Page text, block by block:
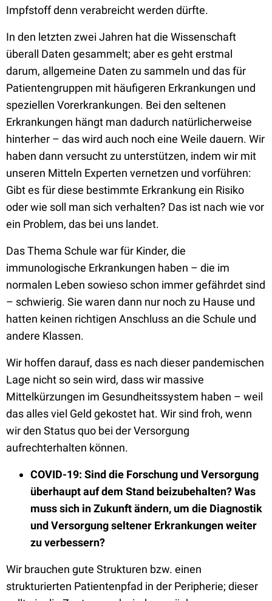
Impfstoff denn verabreicht werden dürfte.
In den letzten zwei Jahren hat die Wissenschaft
überall Daten gesammelt; aber es geht erstmal
darum, allgemeine Daten zu sammeln und das für
Patientengruppen mit häufigeren Erkrankungen und
speziellen Vorerkrankungen. Bei den seltenen
Erkrankungen hängt man dadurch natürlicherweise
hinterher – das wird auch noch eine Weile dauern. Wir
haben dann versucht zu unterstützen, indem wir mit
unseren Mitteln Experten vernetzen und vorführen:
Gibt es für diese bestimmte Erkrankung ein Risiko
oder wie soll man sich verhalten? Das ist nach wie vor
ein Problem, das bei uns landet.
Das Thema Schule war für Kinder, die
immunologische Erkrankungen haben – die im
normalen Leben sowieso schon immer gefährdet sind
– schwierig. Sie waren dann nur noch zu Hause und
hatten keinen richtigen Anschluss an die Schule und
andere Klassen.
Wir hoffen darauf, dass es nach dieser pandemischen
Lage nicht so sein wird, dass wir massive
Mittelkürzungen im Gesundheitssystem haben – weil
das alles viel Geld gekostet hat. Wir sind froh, wenn
wir den Status quo bei der Versorgung
aufrechterhalten können.
COVID-19: Sind die Forschung und Versorgung
überhaupt auf dem Stand beizubehalten? Was
muss sich in Zukunft ändern, um die Diagnostik
und Versorgung seltener Erkrankungen weiter
zu verbessern?
Wir brauchen gute Strukturen bzw. einen
strukturierten Patientenpfad in der Peripherie; dieser